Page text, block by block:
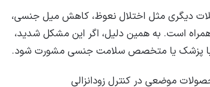
دیگری مثل اختلال نعوظ، کاهش میل جنسی،
است. به همین دلیل، اگر این مشکل شدید،
با پزشک یا متخصص سلامت جنسی مشورت شود.